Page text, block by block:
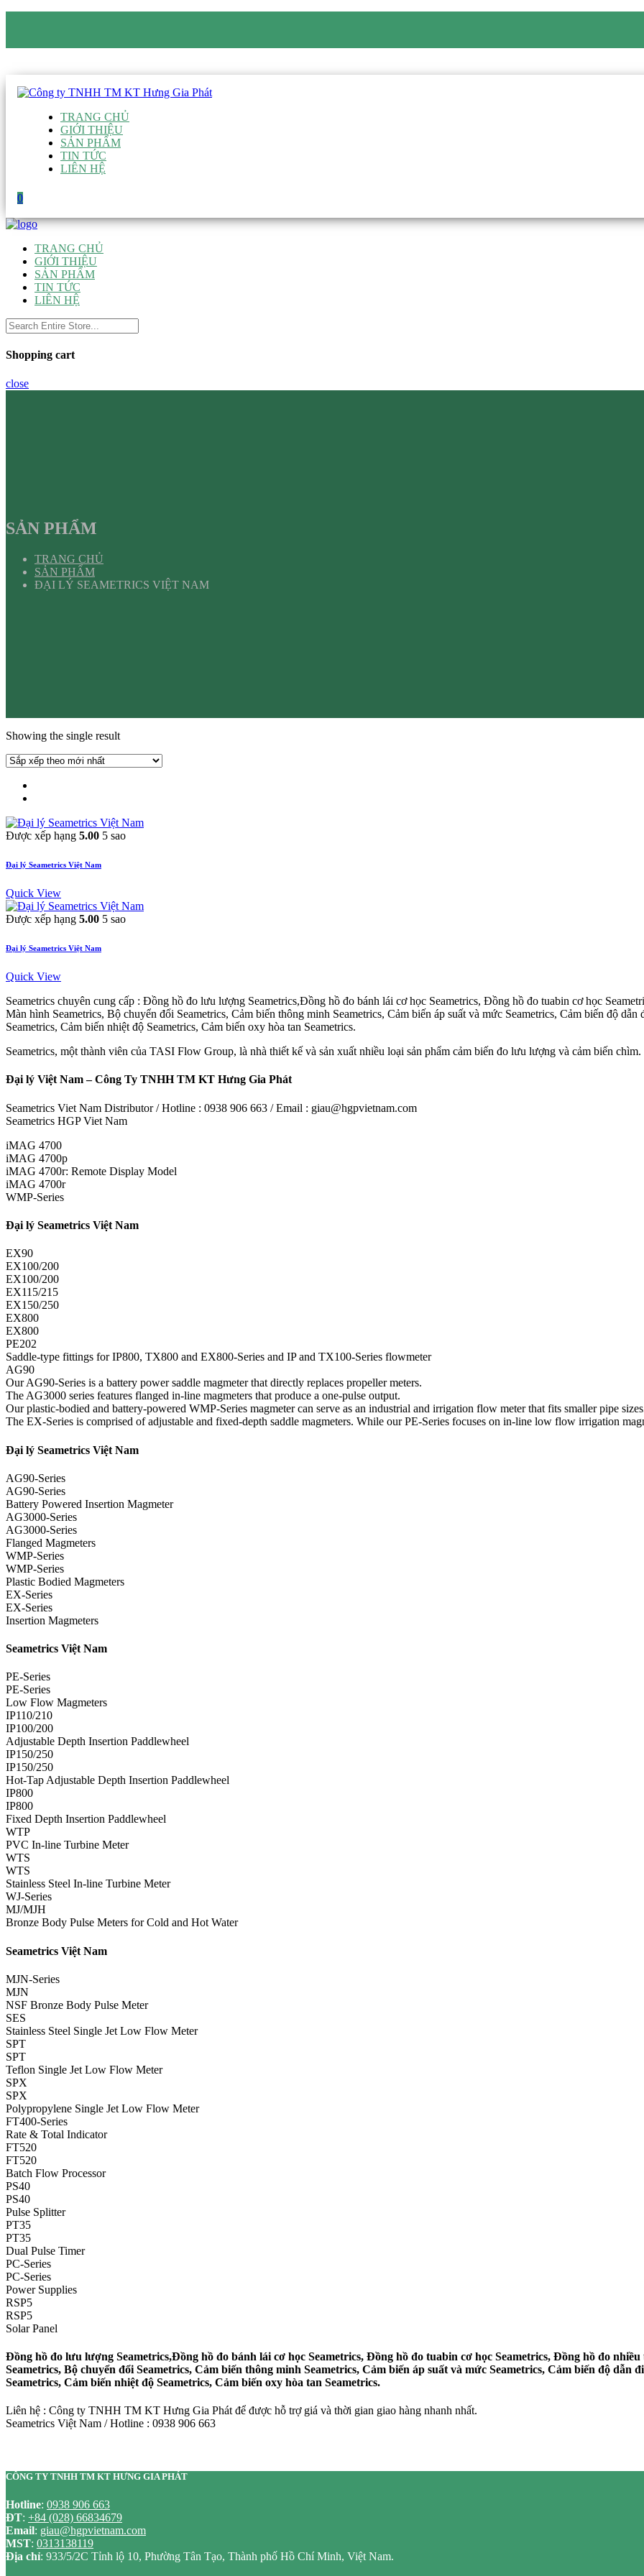
TRANG CHỦ
GIỚI THIỆU
SẢN PHẨM
TIN TỨC
LIÊN HỆ
0
TRANG CHỦ
GIỚI THIỆU
SẢN PHẨM
TIN TỨC
LIÊN HỆ
Shopping cart
close
SẢN PHẨM
TRANG CHỦ
SẢN PHẨM
ĐẠI LÝ SEAMETRICS VIỆT NAM
Showing the single result
Được xếp hạng 5.00 5 sao
Đại lý Seametrics Việt Nam
Quick View
Được xếp hạng 5.00 5 sao
Đại lý Seametrics Việt Nam
Quick View
Seametrics chuyên cung cấp : Đồng hồ đo lưu lượng Seametrics,Đồng hồ đo bánh lái cơ học Seametrics, Đồng hồ đo tuabin cơ học
Màn hình Seametrics, Bộ chuyển đổi Seametrics, Cảm biến thông minh Seametrics, Cảm biến áp suất và mức Seametrics, Cảm biến độ
Seametrics, Cảm biến nhiệt độ Seametrics, Cảm biến oxy hòa tan Seametrics.
Seametrics, một thành viên của TASI Flow Group, là nhà thiết kế và sản xuất nhiều loại sản phẩm cảm biến đo lưu lượng và cảm biến chìm.
Đại lý Việt Nam – Công Ty TNHH TM KT Hưng Gia Phát
Seametrics Viet Nam Distributor / Hotline : 0938 906 663 / Email : giau@hgpvietnam.com
Seametrics HGP Viet Nam
iMAG 4700
iMAG 4700p
iMAG 4700r: Remote Display Model
iMAG 4700r
WMP-Series
Đại lý Seametrics Việt Nam
EX90
EX100/200
EX100/200
EX115/215
EX150/250
EX800
EX800
PE202
Saddle-type fittings for IP800, TX800 and EX800-Series and IP and TX100-Series flowmeter
AG90
Our AG90-Series is a battery power saddle magmeter that directly replaces propeller meters.
The AG3000 series features flanged in-line magmeters that produce a one-pulse output.
Our plastic-bodied and battery-powered WMP-Series magmeter can serve as an industrial and irrigation flow meter that fits smaller pipe
The EX-Series is comprised of adjustable and fixed-depth saddle magmeters. While our PE-Series focuses on in-line low flow irrigation
Đại lý Seametrics Việt Nam
AG90-Series
AG90-Series
Battery Powered Insertion Magmeter
AG3000-Series
AG3000-Series
Flanged Magmeters
WMP-Series
WMP-Series
Plastic Bodied Magmeters
EX-Series
EX-Series
Insertion Magmeters
Seametrics Việt Nam
PE-Series
PE-Series
Low Flow Magmeters
IP110/210
IP100/200
Adjustable Depth Insertion Paddlewheel
IP150/250
IP150/250
Hot-Tap Adjustable Depth Insertion Paddlewheel
IP800
IP800
Fixed Depth Insertion Paddlewheel
WTP
PVC In-line Turbine Meter
WTS
WTS
Stainless Steel In-line Turbine Meter
WJ-Series
MJ/MJH
Bronze Body Pulse Meters for Cold and Hot Water
Seametrics Việt Nam
MJN-Series
MJN
NSF Bronze Body Pulse Meter
SES
Stainless Steel Single Jet Low Flow Meter
SPT
SPT
Teflon Single Jet Low Flow Meter
SPX
SPX
Polypropylene Single Jet Low Flow Meter
FT400-Series
Rate & Total Indicator
FT520
FT520
Batch Flow Processor
PS40
PS40
Pulse Splitter
PT35
PT35
Dual Pulse Timer
PC-Series
PC-Series
Power Supplies
RSP5
RSP5
Solar Panel
Đồng hồ đo lưu lượng Seametrics,Đồng hồ đo bánh lái cơ học Seametrics, Đồng hồ đo tuabin cơ học Seametrics, Đồng hồ đo
Seametrics, Bộ chuyển đổi Seametrics, Cảm biến thông minh Seametrics, Cảm biến áp suất và mức Seametrics, Cảm biến độ dẫn
Seametrics, Cảm biến nhiệt độ Seametrics, Cảm biến oxy hòa tan Seametrics.
Liên hệ : Công ty TNHH TM KT Hưng Gia Phát để được hỗ trợ giá và thời gian giao hàng nhanh nhất.
Seametrics Việt Nam / Hotline : 0938 906 663
CÔNG TY TNHH TM KT HƯNG GIA PHÁT
Hotline: 0938 906 663
ĐT: +84 (028) 66834679
Email: giau@hgpvietnam.com
MST: 0313138119
Địa chỉ: 933/5/2C Tỉnh lộ 10, Phường Tân Tạo, Thành phố Hồ Chí Minh, Việt Nam.